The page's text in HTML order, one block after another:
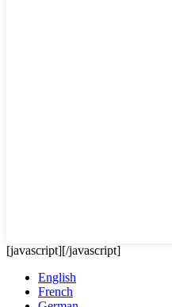
[javascript][/javascript]
English
French